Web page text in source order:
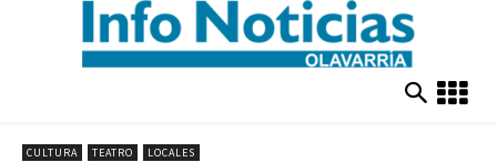
CULTURA TEATRO LOCALES